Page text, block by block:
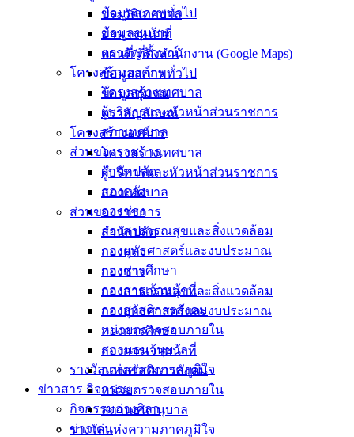
ข้อมูลสภาพทั่วไป
ข้อมูลชุมชน
ตราสัญลักษณ์
โครงสร้างองค์กร
โครงสร้างเทศบาล
ผู้บริหารและหัวหน้าส่วนราชการ
สภาเทศบาล
ส่วนของราชการ
สำนักปลัด
กองคลัง
กองช่าง
กองสาธารณสุขและสิ่งแวดล้อม
กองยุทธศาสตร์และงบประมาณ
กองการศึกษา
กองการเจ้าหน้าที่
กองสวัสดิการสังคม
หน่วยตรวจสอบภายใน
สถานธนานุบาล
รางวัลแห่งความภาคภูมิใจ
ข่าวสาร กิจกรรม
กิจกรรมอ่างศิลา
ข่าวเด่น
ประวัติเทศบาล
อำนาจหน้าที่
แผนที่/ที่ตั้งสำนักงาน (Google Maps)
ข้อมูลสภาพทั่วไป
ข้อมูลชุมชน
ตราสัญลักษณ์
โครงสร้างองค์กร
โครงสร้างเทศบาล
ผู้บริหารและหัวหน้าส่วนราชการ
สภาเทศบาล
ส่วนของราชการ
สำนักปลัด
กองคลัง
กองช่าง
กองสาธารณสุขและสิ่งแวดล้อม
กองยุทธศาสตร์และงบประมาณ
กองการศึกษา
กองการเจ้าหน้าที่
กองสวัสดิการสังคม
หน่วยตรวจสอบภายใน
สถานธนานุบาล
รางวัลแห่งความภาคภูมิใจ
โทษตามกฎหมาย.
กันยายน 30, 2022ตุลาคม 3, 2022
vichakarn
กิจกรรมอ่างศิลา
ทม.อ่างศิลา จัดการปัญหากองขยะริมถนนซอยมิตรสัมพันธ์ 13
ส่งกลิ่นเหม็นและเสียภาพลักษณ์เมืองท่องเที่ยว เจ้าหน้าที่เพิ่ม
ความเข้มงวดและใช้ระบบกล้องวงจรปิดเฝ้าตรวจสอบผู้ลักลอบ
ทิ้งขยะ จับปรับจริงมีโทษตามกฎหมาย
วันที่ 30 กันยายน 2565 นายวินัย พ้นภัยพาล นายเทศมนตรีเมือง
อ่างศิลา พร้อมด้วยนางสังวรณ์ กระชั้น นายสุทธิ กลมกล่อม
รองนายกเทศมนตรี นายสมาน นภาโชติ ประธานสภาเทศบาลฯ
และหัวหน้าส่วนราชการ ร่วมลงพื้นที่ติดตามการแก้ไขปัญหา
การลักลอบทิ้งขยะและสิ่งปฏิกูลภายในซอยมิตรสัมพันธ์ 13
บริเวณใกล้ปากทางเชื่อมต่อกับถนนเลียบชายหาด (อ่างศิลา –
บางแสน) หลังจากได้รับการร้องเรียนร้องทุกข์จากชาวบ้าน นัก
ท่องเที่ยว และผู้ที่สัญจรผ่านเส้นทางดังกล่าวว่าได้รับความเดือด
ร้อนรำคาญจากกลิ่นเหม็นของขยะที่ถูกนำมาทิ้งสะสมไว้ข้าง
ทางจำนวนมาก ซึ่งทำให้สภาพแวดล้อมเสื่อมโทรมและเป็นภาพ
ลักษณ์ที่ไม่ดีต่อเมืองอ่างศิลาในฐานะเป็นเมืองท่องเที่ยวและ
แหล่งอาหารทะเลชั้นนำ